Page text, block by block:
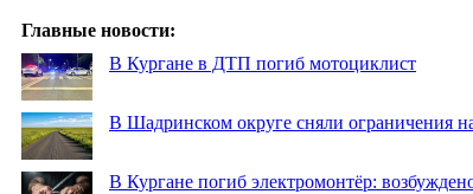
Главные новости:
В Кургане в ДТП погиб мотоциклист
В Шадринском округе сняли ограничения
В Кургане погиб электромонтёр: